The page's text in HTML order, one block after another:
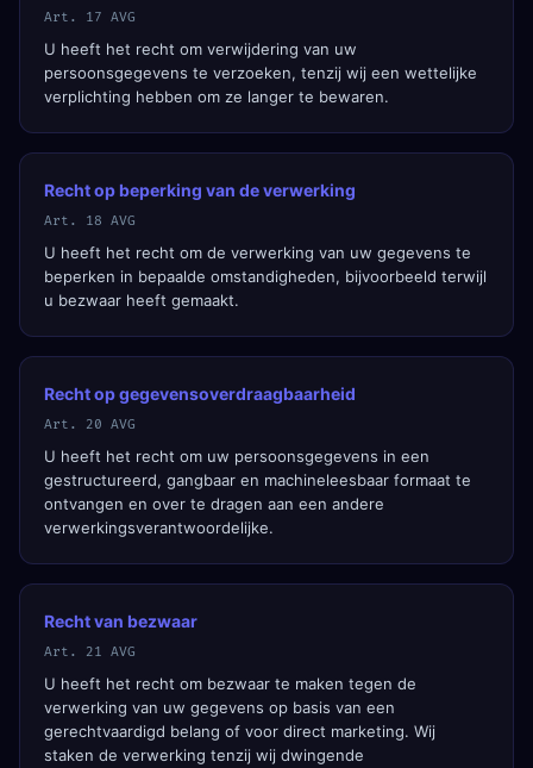
Art. 17 AVG
U heeft het recht om verwijdering van uw
persoonsgegevens te verzoeken, tenzij wij een wettelijke
verplichting hebben om ze langer te bewaren.
Recht op beperking van de verwerking
Art. 18 AVG
U heeft het recht om de verwerking van uw gegevens te
beperken in bepaalde omstandigheden, bijvoorbeeld terwijl
u bezwaar heeft gemaakt.
Recht op gegevensoverdraagbaarheid
Art. 20 AVG
U heeft het recht om uw persoonsgegevens in een
gestructureerd, gangbaar en machineleesbaar formaat te
ontvangen en over te dragen aan een andere
verwerkingsverantwoordelijke.
Recht van bezwaar
Art. 21 AVG
U heeft het recht om bezwaar te maken tegen de
verwerking van uw gegevens op basis van een
gerechtvaardigd belang of voor direct marketing. Wij
staken de verwerking tenzij wij dwingende